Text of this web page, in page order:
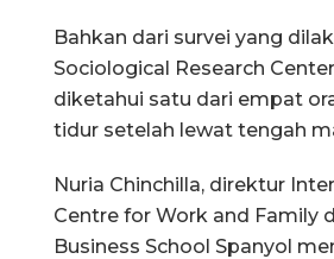
Bahkan dari survei yang
Sociological Research Center
diketahui satu dari empat
tidur setelah lewat tengah
Nuria Chinchilla, direktur
Centre for Work and Family
Business School Spanyol